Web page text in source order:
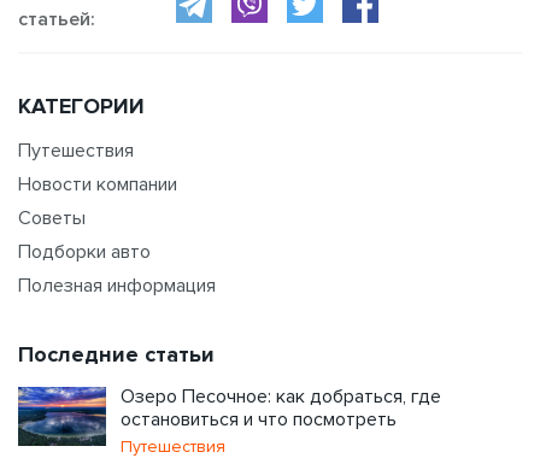
статьей:
КАТЕГОРИИ
Путешествия
Новости компании
Советы
Подборки авто
Полезная информация
Последние статьи
Озеро Песочное: как добраться, где
остановиться и что посмотреть
Путешествия